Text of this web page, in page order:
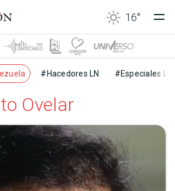
16°
#Hacedores LN #Especiales LN
Ovelar